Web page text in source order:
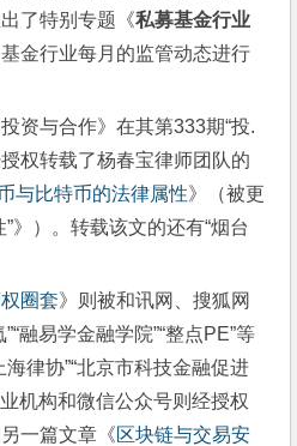
了特别专题《私募基金行业
金行业每月的监管动态进行
资与合作》在其第333期“投.
权转载了杨春宝律师团队的
与比特币的法律属性》（被更
》）。转载该文的还有“烟台
圈套》则被和讯网、搜狐网
融易学金融学院”“整点PE”等
律协”“北京市科技金融促进
机构和微信公众号则经授权
一篇文章《区块链与交易安